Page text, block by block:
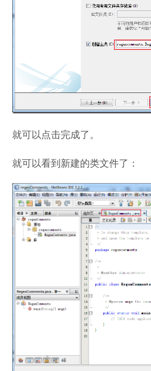
就可以点击完成了。
就可以看到新建的类文件了：